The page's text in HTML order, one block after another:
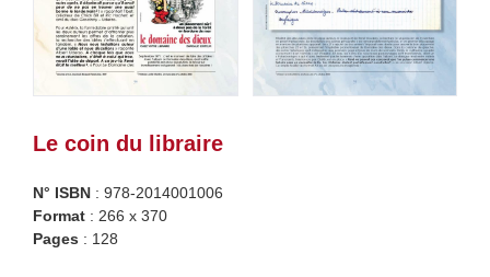
Le coin du libraire
N° ISBN : 978-2014001006
Format : 266 x 370
Pages : 128